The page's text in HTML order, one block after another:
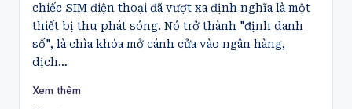
chiếc SIM điện thoại đã vượt xa định nghĩa là một
thiết bị thu phát sóng. Nó trở thành "định danh
số", là chìa khóa mở cánh cửa vào ngân hàng,
dịch…
Xem thêm